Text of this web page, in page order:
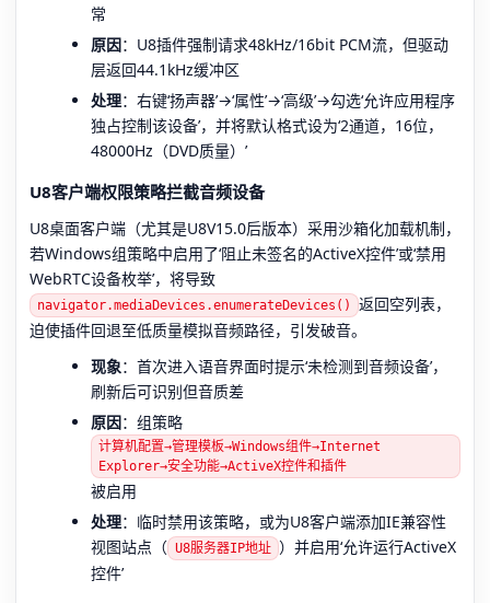
常
原因：U8插件强制请求48kHz/16bit PCM流，但驱动
层返回44.1kHz缓冲区
处理：右键‘扬声器’→‘属性’→‘高级’→勾选‘允许应用程序
独占控制该设备’，并将默认格式设为‘2通道，16位，
48000Hz（DVD质量）’
U8客户端权限策略拦截音频设备
U8桌面客户端（尤其是U8V15.0后版本）采用沙箱化加载机制，
若Windows组策略中启用了‘阻止未签名的ActiveX控件’或‘禁用
WebRTC设备枚举’，将导致
navigator.mediaDevices.enumerateDevices()
返回空列表，
迫使插件回退至低质量模拟音频路径，引发破音。
现象：首次进入语音界面时提示‘未检测到音频设备’，
刷新后可识别但音质差
原因：组策略
计算机配置→管理模板→Windows组件→Internet
Explorer→安全功能→ActiveX控件和插件
被启用
处理：临时禁用该策略，或为U8客户端添加IE兼容性
视图站点（ U8服务器IP地址 ）并启用‘允许运行ActiveX
控件’